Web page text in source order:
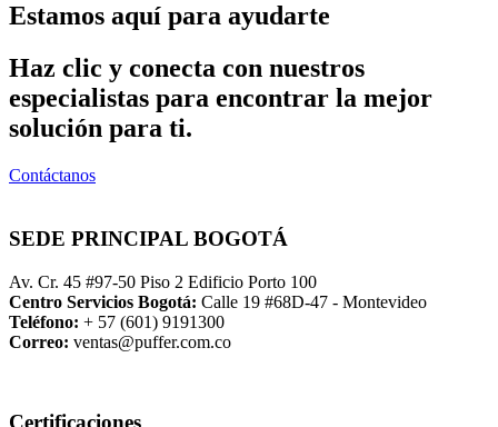
Estamos aquí para ayudarte
Haz clic y conecta con nuestros
especialistas para encontrar la mejor
solución para ti.
Contáctanos
SEDE PRINCIPAL BOGOTÁ
Av. Cr. 45 #97-50 Piso 2 Edificio Porto 100
Centro Servicios Bogotá: Calle 19 #68D-47 - Montevideo
Teléfono: + 57 (601) 9191300
Correo: ventas@puffer.com.co
Certificaciones